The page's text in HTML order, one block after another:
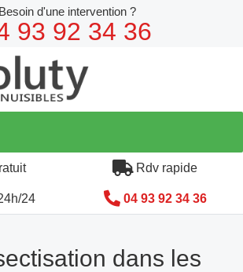
Rdv rapide
24 04 93 92 34 36
dans les
Besoin d'une intervention ?
93 92 34 36